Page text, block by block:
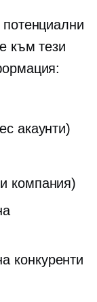
към тези
акаунти)
компания)
конкуренти